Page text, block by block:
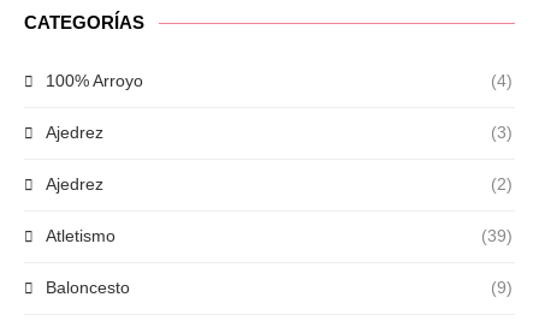
CATEGORÍAS
100% Arroyo (4)
Ajedrez (3)
Ajedrez (2)
Atletismo (39)
Baloncesto (9)